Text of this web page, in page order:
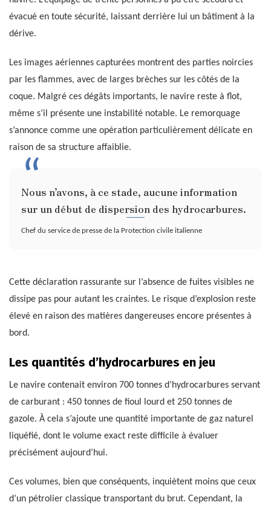
évacué en toute sécurité, laissant derrière lui un bâtiment à la
dérive.
Les images aériennes capturées montrent des parties noircies
par les flammes, avec de larges brèches sur les côtés de la
coque. Malgré ces dégâts importants, le navire reste à flot,
même s’il présente une instabilité notable. Le remorquage
s’annonce comme une opération particulièrement délicate en
raison de sa structure affaiblie.
Nous n’avons, à ce stade, aucune information
sur un début de dispersion des hydrocarbures.
Chef du service de presse de la Protection civile italienne
Cette déclaration rassurante sur l’absence de fuites visibles ne
dissipe pas pour autant les craintes. Le risque d’explosion reste
élevé en raison des matières dangereuses encore présentes à
bord.
Les quantités d’hydrocarbures en jeu
Le navire contenait environ 700 tonnes d’hydrocarbures servant
de carburant : 450 tonnes de fioul lourd et 250 tonnes de
gazole. À cela s’ajoute une quantité importante de gaz naturel
liquéfié, dont le volume exact reste difficile à évaluer
précisément aujourd’hui.
Ces volumes, bien que conséquents, inquiètent moins que ceux
d’un pétrolier classique transportant du brut. Cependant, la